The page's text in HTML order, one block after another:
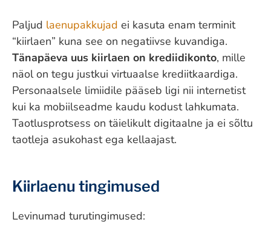
Paljud laenupakkujad ei kasuta enam terminit
“kiirlaen” kuna see on negatiivse kuvandiga.
Tänapäeva uus kiirlaen on krediidikonto, mille
näol on tegu justkui virtuaalse krediitkaardiga.
Personaalsele limiidile pääseb ligi nii internetist
kui ka mobiilseadme kaudu kodust lahkumata.
Taotlusprotsess on täielikult digitaalne ja ei sõltu
taotleja asukohast ega kellaajast.
Kiirlaenu tingimused
Levinumad turutingimused: